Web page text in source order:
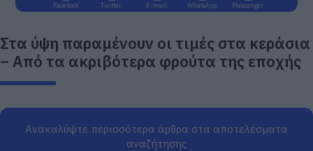
Facebook Twitter E-mail WhatsApp Messenger
Στα ύψη παραμένουν οι τιμές στα κεράσια
– Από τα ακριβότερα φρούτα της εποχής
Ανακαλύψτε περισσότερα άρθρα στα αποτελέσματα
αναζήτησης